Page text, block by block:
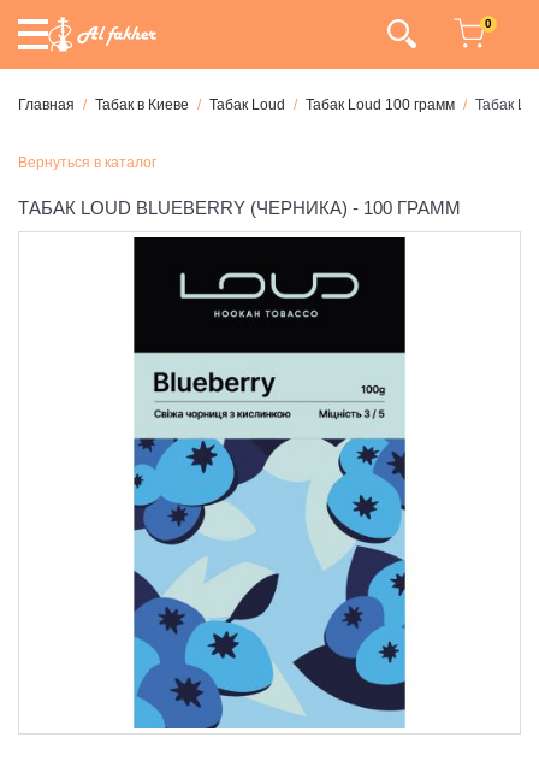
0
Главная Табак в Киеве Табак Loud Табак Loud 100 грамм Табак
Вернуться в каталог
ТАБАК LOUD BLUEBERRY (ЧЕРНИКА) - 100 ГРАММ